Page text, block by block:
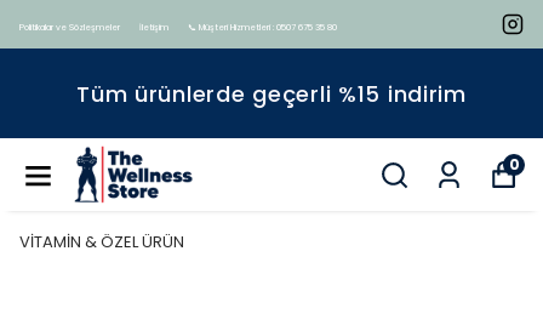
Politikalar ve Sözleşmeler İletişim 📞 Müşteri Hizmetleri : 0507 675 35 80
Tüm ürünlerde geçerli %15 indirim
0
VİTAMİN & ÖZEL ÜRÜN